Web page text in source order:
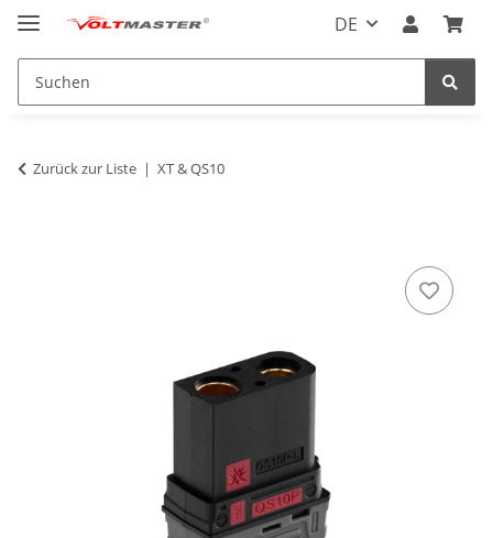
DE
Zurück zur Liste XT & QS10